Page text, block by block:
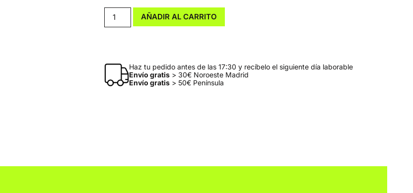
AÑADIR AL CARRITO
Haz tu pedido antes de las 17:30 y recíbelo el siguiente día laborable
Envío gratis> 30€ Noroeste Madrid
Envío gratis> 50€ Península